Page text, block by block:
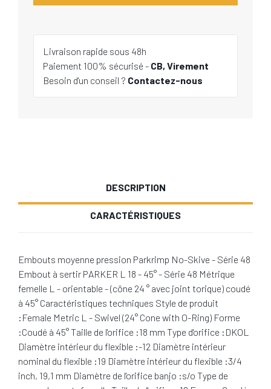
Livraison rapide sous 48h
Paiement 100% sécurisé - CB, Virement
Besoin d'un conseil ? Contactez-nous
DESCRIPTION
CARACTÉRISTIQUES
Embouts moyenne pression Parkrimp No-Skive - Série 48
Embout à sertir PARKER L 18 - 45° - Série 48 Métrique
femelle L - orientable - (cône 24 ° avec joint torique) coudé
à 45° Caractéristiques techniques Style de produit
:Female Metric L - Swivel (24° Cone with O-Ring) Forme
:Coudé à 45° Taille de l'orifice :18 mm Type d'orifice :DKOL
Diamètre intérieur du flexible :-12 Diamètre intérieur
nominal du flexible :19 Diamètre intérieur du flexible :3/4
inch, 19,1 mm Diamètre de l'orifice banjo :s/o Type de